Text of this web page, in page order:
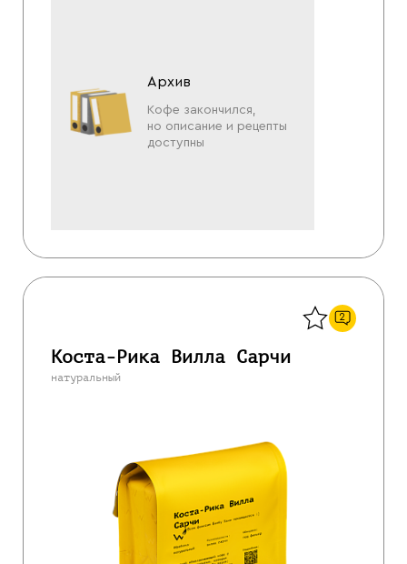
Архив
Кофе закончился,
но описание и рецепты
доступны
2
Коста-Рика Вилла Сарчи
натуральный